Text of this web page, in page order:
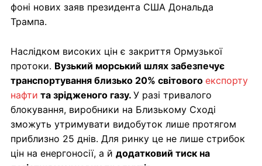
фоні нових заяв президента США Дональда
Трампа.
Наслідком високих цін є закриття Ормузької
протоки. Вузький морський шлях забезпечує
транспортування близько 20% світового експорту
нафти та зрідженого газу. У разі тривалого
блокування, виробники на Близькому Сході
зможуть утримувати видобуток лише протягом
приблизно 25 днів. Для ринку це не лише стрибок
цін на енергоносії, а й додатковий тиск на